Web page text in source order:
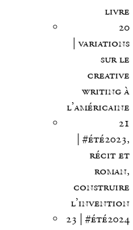
livre
20
| variations
sur le
creative
writing à
l’américaine
21
| #été2023,
récit et
roman,
construire
l’invention
23 | #été2024